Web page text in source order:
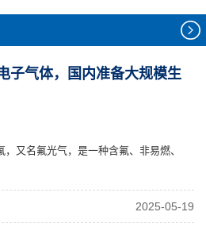
子气体，国内准备大规模生
又名氟光气，是一种含氟、非易燃、
2025-05-19